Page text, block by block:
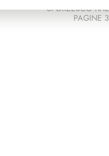
SFORZESCO
PAGINE 3